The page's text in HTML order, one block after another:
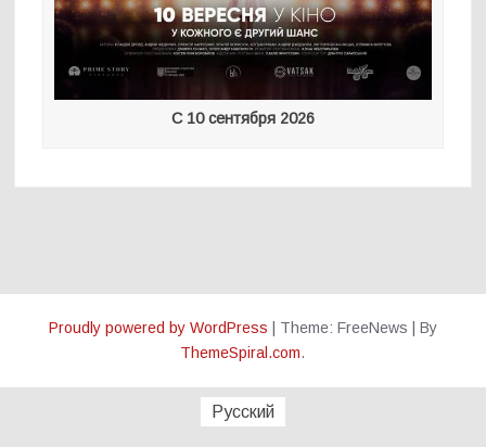
С 10 сентября 2026
Proudly powered by WordPress Theme: FreeNews
By
ThemeSpiral.com.
Русский